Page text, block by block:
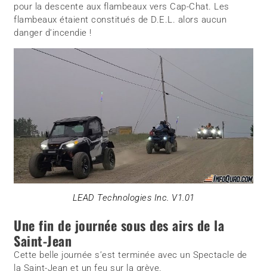
pour la descente aux flambeaux vers Cap-Chat. Les
flambeaux étaient constitués de D.E.L. alors aucun
danger d’incendie !
LEAD Technologies Inc. V1.01
Une fin de journée sous des airs de la
Saint-Jean
Cette belle journée s’est terminée avec un Spectacle de
la Saint-Jean et un feu sur la grève.